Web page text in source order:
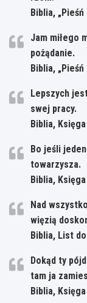
Biblia,
Jam miłego
pożądanie.
Biblia, „Pieśń
Lepszych
swej pracy.
Biblia,
Bo jeśli
towarzysza.
Biblia,
Nad
więzią
Biblia, List
Dokąd ty
tam ja
Biblia,